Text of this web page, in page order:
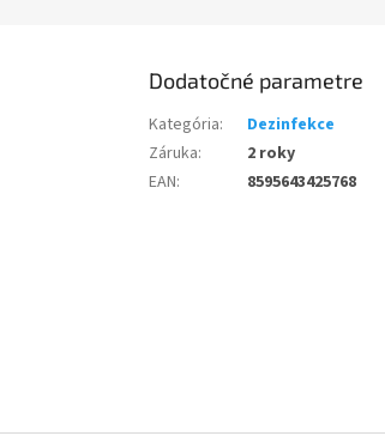
Dodatočné parametre
Kategória:
Dezinfekce
Záruka:
2 roky
EAN: 8595643425768